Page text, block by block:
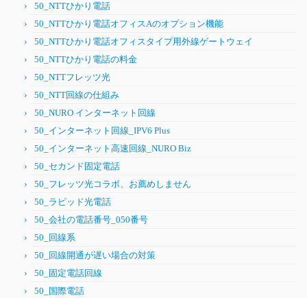
50_NTTひかり電話
50_NTTひかり電話オフィスAのオプション機能
50_NTTひかり電話オフィスタイプ用外線ゲートウェイ
50_NTTひかり電話の料金
50_NTTフレッツ光
50_NTT回線の仕組み
50_NURO インターネット回線
50_インターネット回線_IPV6 Plus
50_インターネット高速回線_NURO Biz
50_セカンド固定電話
50_フレッツ光コラボ、お薦めしません
50_ラピッド光電話
50_会社の電話番号_050番号
50_回線系
50_回線開通が遅い場合の対策
50_固定電話回線
50_国際電話